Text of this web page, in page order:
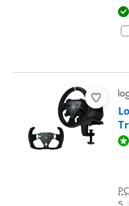
Beoordeling is 10 van de